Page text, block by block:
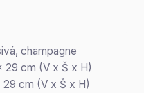
champagne
29 cm (V x Š x H)
cm (V x Š x H)